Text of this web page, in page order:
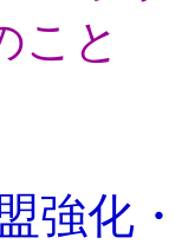
こと
強化